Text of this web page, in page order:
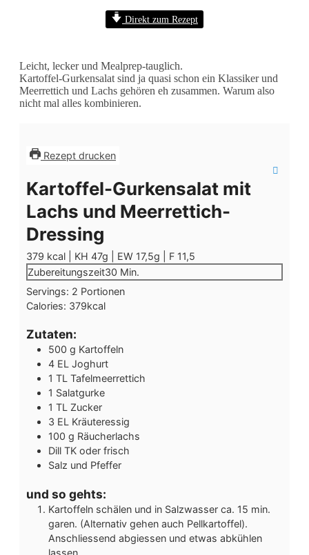
Direkt zum Rezept
Leicht, lecker und Mealprep-tauglich.
Kartoffel-Gurkensalat sind ja quasi schon ein Klassiker und
Meerrettich und Lachs gehören eh zusammen. Warum also
nicht mal alles kombinieren.
Rezept drucken
Kartoffel-Gurkensalat mit
Lachs und Meerrettich-
Dressing
379 kcal | KH 47g | EW 17,5g | F 11,5
Zubereitungszeit30 Minuten
Min.
Servings: 2 Portionen
Calories: 379kcal
Zutaten:
500 g Kartoffeln
4 EL Joghurt
1 TL Tafelmeerrettich
1 Salatgurke
1 TL Zucker
3 EL Kräuteressig
100 g Räucherlachs
Dill TK oder frisch
Salz und Pfeffer
und so gehts:
Kartoffeln schälen und in Salzwasser ca. 15 min.
garen. (Alternativ gehen auch Pellkartoffel).
Anschliessend abgiessen und etwas abkühlen